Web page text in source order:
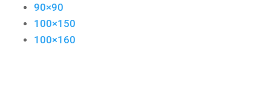
90×90
100×150
100×160